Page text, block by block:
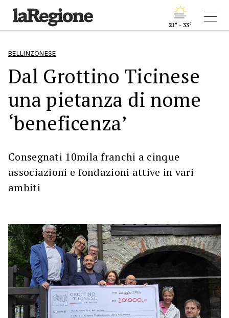
21° - 33°
BELLINZONESE
Dal Grottino Ticinese
una pietanza di nome
‘beneficenza’
Consegnati 10mila franchi a cinque
associazioni e fondazioni attive in vari
ambiti